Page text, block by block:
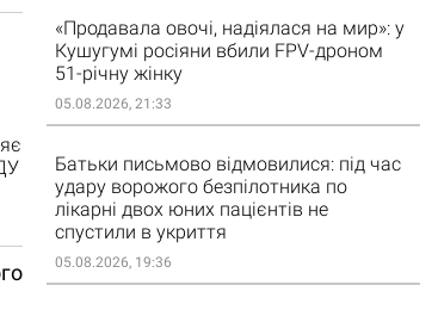
«Продавала овочі, надіялася на мир»: у
Кушугумі росіяни вбили FPV-дроном
51-річну жінку
05.08.2026, 21:33
Батьки письмово відмовилися: під час
удару ворожого безпілотника по
лікарні двох юних пацієнтів не
спустили в укриття
05.08.2026, 19:36